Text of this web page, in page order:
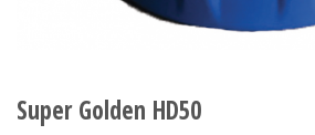
Super Golden HD50